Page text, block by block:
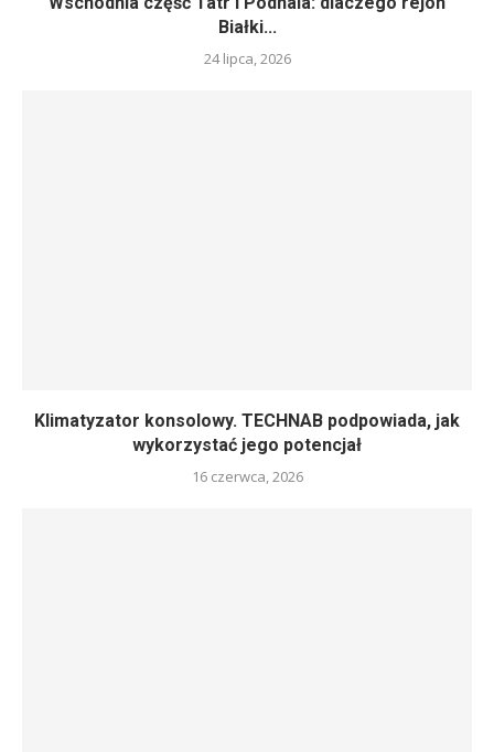
Białki...
24 lipca, 2026
Klimatyzator konsolowy. TECHNAB podpowiada, jak
wykorzystać jego potencjał
16 czerwca, 2026